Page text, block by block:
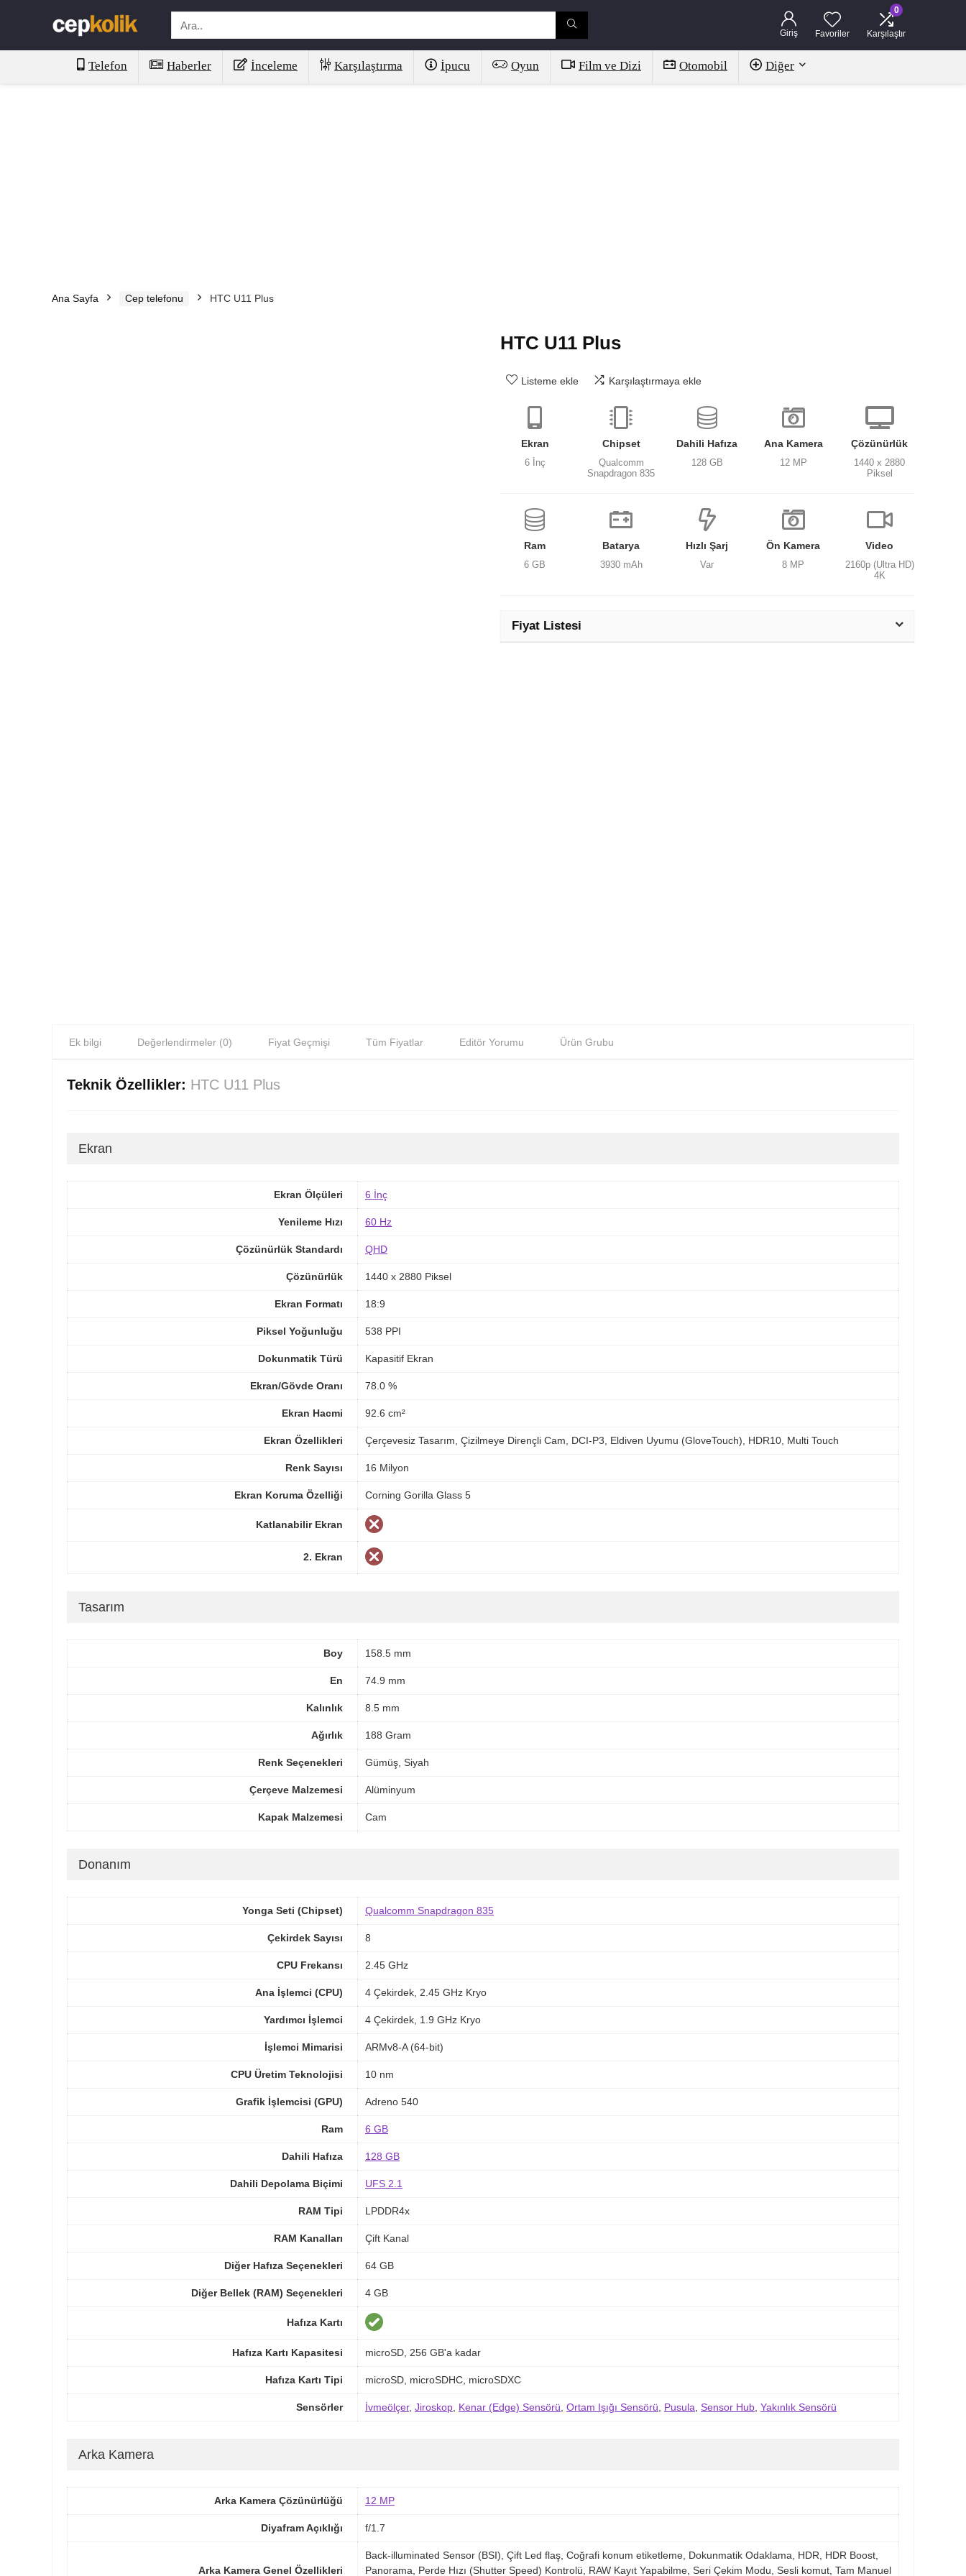
Giriş Favoriler
0
Karşılaştır
Telefon Haberler İnceleme Karşılaştırma İpucu Oyun Film ve Dizi Otomobil Diğer
Ana Sayfa Cep telefonu HTC U11 Plus
HTC U11 Plus
Listeme ekle Karşılaştırmaya ekle
Ekran
6 İnç
Chipset
Qualcomm
Snapdragon 835
Dahili Hafıza
128 GB
Ana Kamera
12 MP
Çözünürlük
1440 x 2880
Piksel
Ram
6 GB
Batarya
3930 mAh
Hızlı Şarj
Var
Ön Kamera
8 MP
Video
2160p (Ultra HD)
4K
Fiyat Listesi
Ek bilgi Değerlendirmeler (0) Fiyat Geçmişi Tüm Fiyatlar Editör Yorumu Ürün Grubu
Teknik Özellikler: HTC U11 Plus
Ekran
Ekran Ölçüleri 6 İnç
Yenileme Hızı 60 Hz
Çözünürlük Standardı QHD
Çözünürlük 1440 x 2880 Piksel
Ekran Formatı 18:9
Piksel Yoğunluğu 538 PPI
Dokunmatik Türü Kapasitif Ekran
Ekran/Gövde Oranı 78.0 %
Ekran Hacmi 92.6 cm²
Ekran Özellikleri Çerçevesiz Tasarım, Çizilmeye Dirençli Cam, DCI-P3, Eldiven Uyumu (GloveTouch), HDR10, Multi Touch
Renk Sayısı 16 Milyon
Ekran Koruma Özelliği Corning Gorilla Glass 5
Katlanabilir Ekran
2. Ekran
Tasarım
Boy 158.5 mm
En 74.9 mm
Kalınlık 8.5 mm
Ağırlık 188 Gram
Renk Seçenekleri Gümüş, Siyah
Çerçeve Malzemesi Alüminyum
Kapak Malzemesi Cam
Donanım
Yonga Seti (Chipset) Qualcomm Snapdragon 835
Çekirdek Sayısı 8
CPU Frekansı 2.45 GHz
Ana İşlemci (CPU) 4 Çekirdek, 2.45 GHz Kryo
Yardımcı İşlemci 4 Çekirdek, 1.9 GHz Kryo
İşlemci Mimarisi ARMv8-A (64-bit)
CPU Üretim Teknolojisi 10 nm
Grafik İşlemcisi (GPU) Adreno 540
Ram 6 GB
Dahili Hafıza 128 GB
Dahili Depolama Biçimi UFS 2.1
RAM Tipi LPDDR4x
RAM Kanalları Çift Kanal
Diğer Hafıza Seçenekleri 64 GB
Diğer Bellek (RAM) Seçenekleri 4 GB
Hafıza Kartı
Hafıza Kartı Kapasitesi microSD, 256 GB'a kadar
Hafıza Kartı Tipi microSD, microSDHC, microSDXC
Sensörler İvmeölçer, Jiroskop Kenar (Edge) Sensörü Ortam Işığı Sensörü Pusula Sensor Hub Yakınlık Sensörü
Arka Kamera
Arka Kamera Çözünürlüğü 12 MP
Diyafram Açıklığı f/1.7
Arka Kamera Genel Özellikleri
Back-illuminated Sensor (BSI), Çift Led flaş, Coğrafi konum etiketleme, Dokunmatik Odaklama, HDR, HDR Boost,
Panorama, Perde Hızı (Shutter Speed) Kontrolü, RAW Kayıt Yapabilme, Seri Çekim Modu, Sesli komut, Tam Manuel